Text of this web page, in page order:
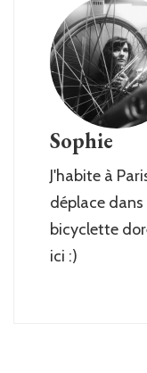
Sophie
J'habite à
déplace dans
bicyclette
ici :)